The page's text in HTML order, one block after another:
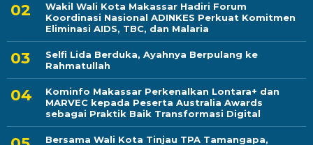
Wakil Wali Kota Makassar Hadiri Forum
Koordinasi Nasional ADINKES Perkuat Komitmen
Eliminasi AIDS, TBC, dan Malaria
Selfi Lida Berduka, Ayahnya Berpulang ke
Rahmatullah
Kominfo Makassar Perkenalkan Lontara+ dan
MARVEC kepada Peserta Australia Awards
sebagai Praktik Baik Transformasi Digital
Bersama Wali Kota Tinjau TPA Tamangapa,